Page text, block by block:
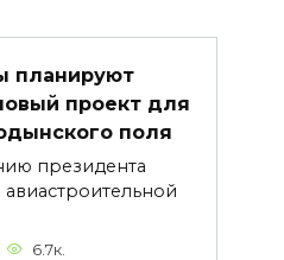
планируют
проект для
поля
президента
6.7к.